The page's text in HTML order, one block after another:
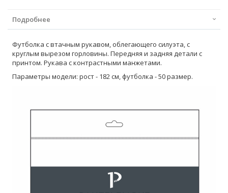
Подробнее
Футболка с втачным рукавом, облегающего силуэта, с
круглым вырезом горловины. Передняя и задняя детали с
принтом. Рукава с контрастными манжетами.
Параметры модели: рост - 182 см, футболка - 50 размер.